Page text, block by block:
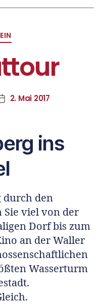
2. Mai 2017
ins
durch den
Sie viel von der
Dorf bis zum
an der Waller
Wasserturm